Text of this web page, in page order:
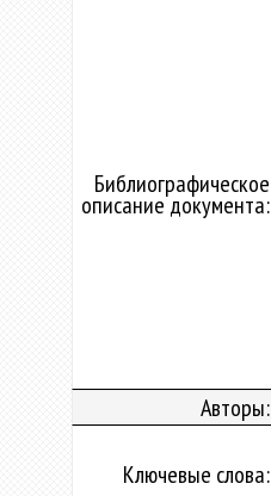
Библиографическое
описание документа:
Авторы:
Ключевые слова: